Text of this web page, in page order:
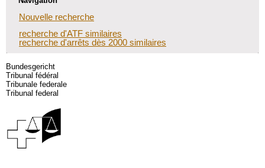
Nouvelle recherche
recherche d'ATF similaires
recherche d'arrêts dès 2000 similaires
Bundesgericht
Tribunal fédéral
Tribunale federale
Tribunal federal